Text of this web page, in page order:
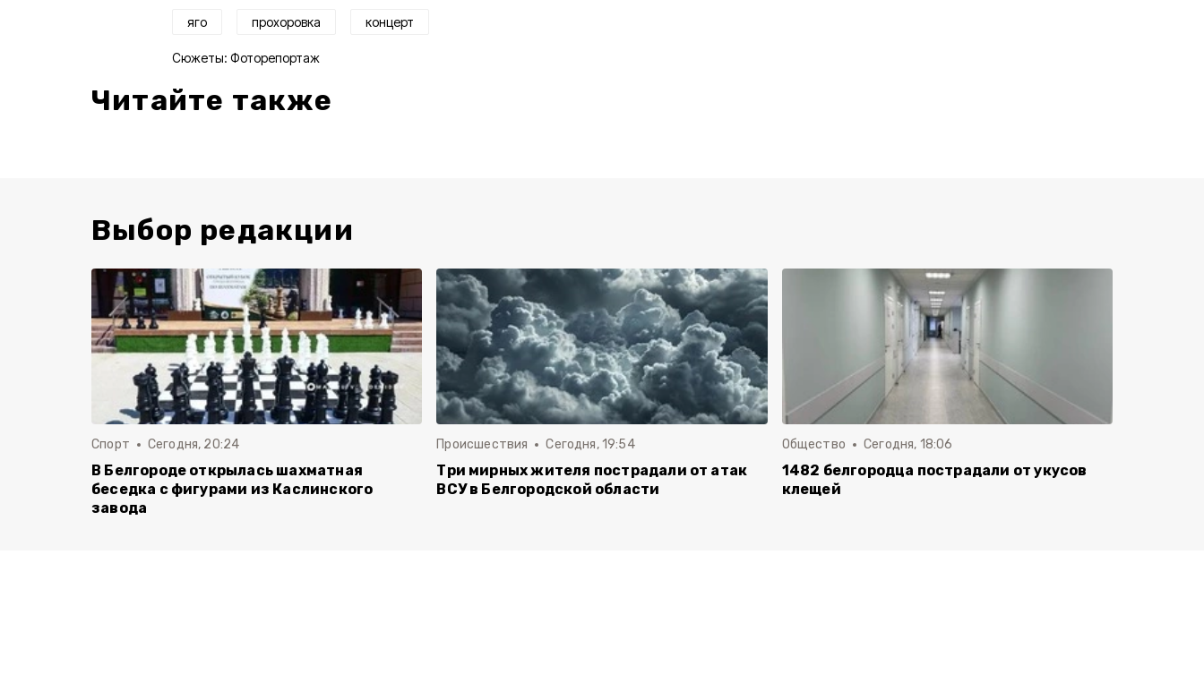
яго прохоровка концерт
Сюжеты: Фоторепортаж
Читайте также
Выбор редакции
Спорт Сегодня, 20:24
В Белгороде открылась шахматная
беседка с фигурами из Каслинского
завода
Происшествия Сегодня, 19:54
Три мирных жителя пострадали от атак
ВСУ в Белгородской области
Общество Сегодня, 18:06
1482 белгородца пострадали от укусов
клещей